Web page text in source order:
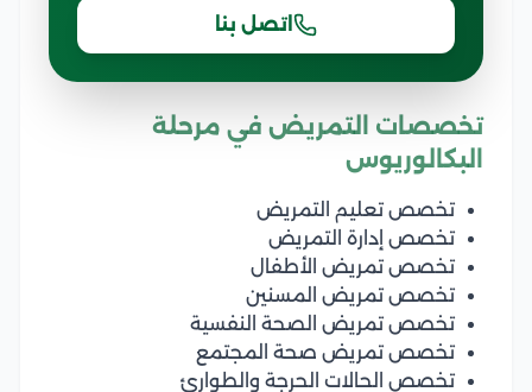
اتصل بنا
تخصصات التمريض في مرحلة
البكالوريوس
تخصص تعليم التمريض
تخصص إدارة التمريض
تخصص تمريض الأطفال
تخصص تمريض المسنين
تخصص تمريض الصحة النفسية
تخصص تمريض صحة المجتمع
تخصص الحالات الحرجة والطوارئ